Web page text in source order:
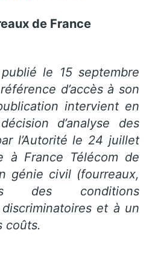
de France
le 15 septembre
d’accès à son
intervient en
d’analyse des
l’Autorité le 24 juillet
à France Télécom de
génie civil (fourreaux,
des conditions
et à un
coûts.